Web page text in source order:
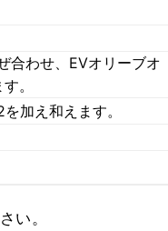
合わせ、EVオリーブオ
。
加え和えます。
い。